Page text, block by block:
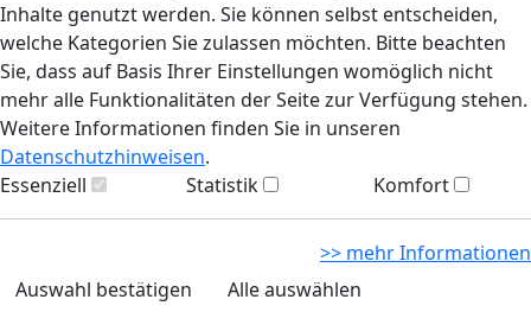
Inhalte genutzt werden. Sie können selbst entscheiden,
welche Kategorien Sie zulassen möchten. Bitte beachten
Sie, dass auf Basis Ihrer Einstellungen womöglich nicht
mehr alle Funktionalitäten der Seite zur Verfügung stehen.
Weitere Informationen finden Sie in unseren
Datenschutzhinweisen.
Essenziell
Statistik Komfort
>> mehr Informationen
Auswahl bestätigen
Alle auswählen